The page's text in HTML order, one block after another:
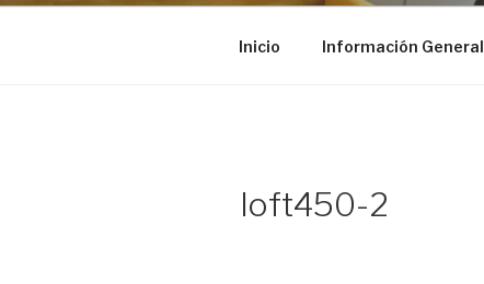
Inicio Información General
loft450-2